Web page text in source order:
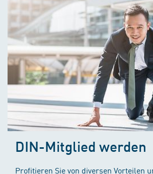
DIN-Mitglied werden
Profitieren Sie von diversen Vorteilen